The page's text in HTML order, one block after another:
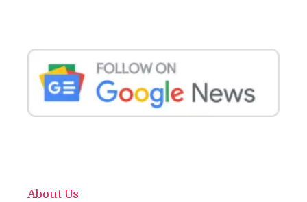
About Us